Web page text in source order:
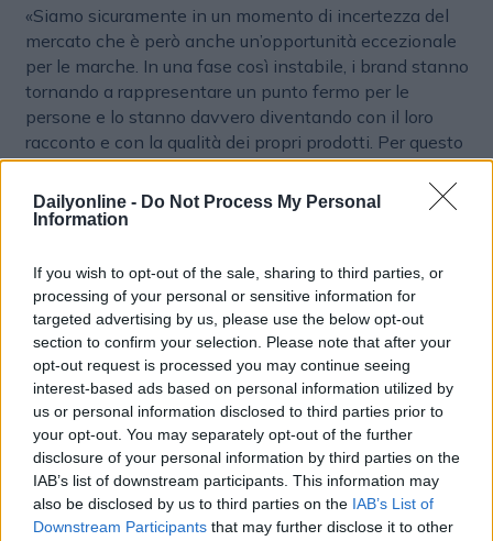
Dailyonline - Do Not Process My Personal
Information
If you wish to opt-out of the sale, sharing to third parties, or
processing of your personal or sensitive information for
targeted advertising by us, please use the below opt-out
section to confirm your selection. Please note that after your
opt-out request is processed you may continue seeing
interest-based ads based on personal information utilized by
us or personal information disclosed to third parties prior to
your opt-out. You may separately opt-out of the further
disclosure of your personal information by third parties on the
IAB’s list of downstream participants. This information may
also be disclosed by us to third parties on the IAB’s List of
Downstream Participants that may further disclose it to other
«Siamo sicuramente in un momento di incertezza del
mercato che è però anche un’opportunità eccezionale
per le marche. In una fase così instabile, i brand stanno
tornando a rappresentare un punto fermo per le
persone e lo stanno davvero diventando con il loro
racconto e con la qualità dei propri prodotti. Per questo
stiamo lavorando molto sul valore della marca: è un
tema che oggi viene riscoperto e su cui si concentra
una parte significativa delle nostre attività. Allo stesso
decisione l’efficienza. Tuttavia, una volta raggiunti
determinati livelli di ottimizzazione, l’obiettivo non è
tagliare gli investimenti, ma valorizzarli. Investire
meglio è il vero obiettivo: il nostro ruolo è supportare le
aziende in questa direzione. Il nostro modello si articola
su tre grandi aree: Connected Media (dati, commerce e
influence), Intelligent Creativity (agenzie creative,
produzione ed RP), e Digital Business Transformation
(Sapient). Per quanto riguarda la prima, vogliamo
gestire non solo il paid media, ma anche owned ed
earned media dei clienti, e unire tutto grazie ai dati. Sul